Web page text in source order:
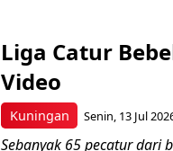
Kuningan
Liga Catur
Video
Senin, 13 Jul
Sebanyak 65 pecatur dari